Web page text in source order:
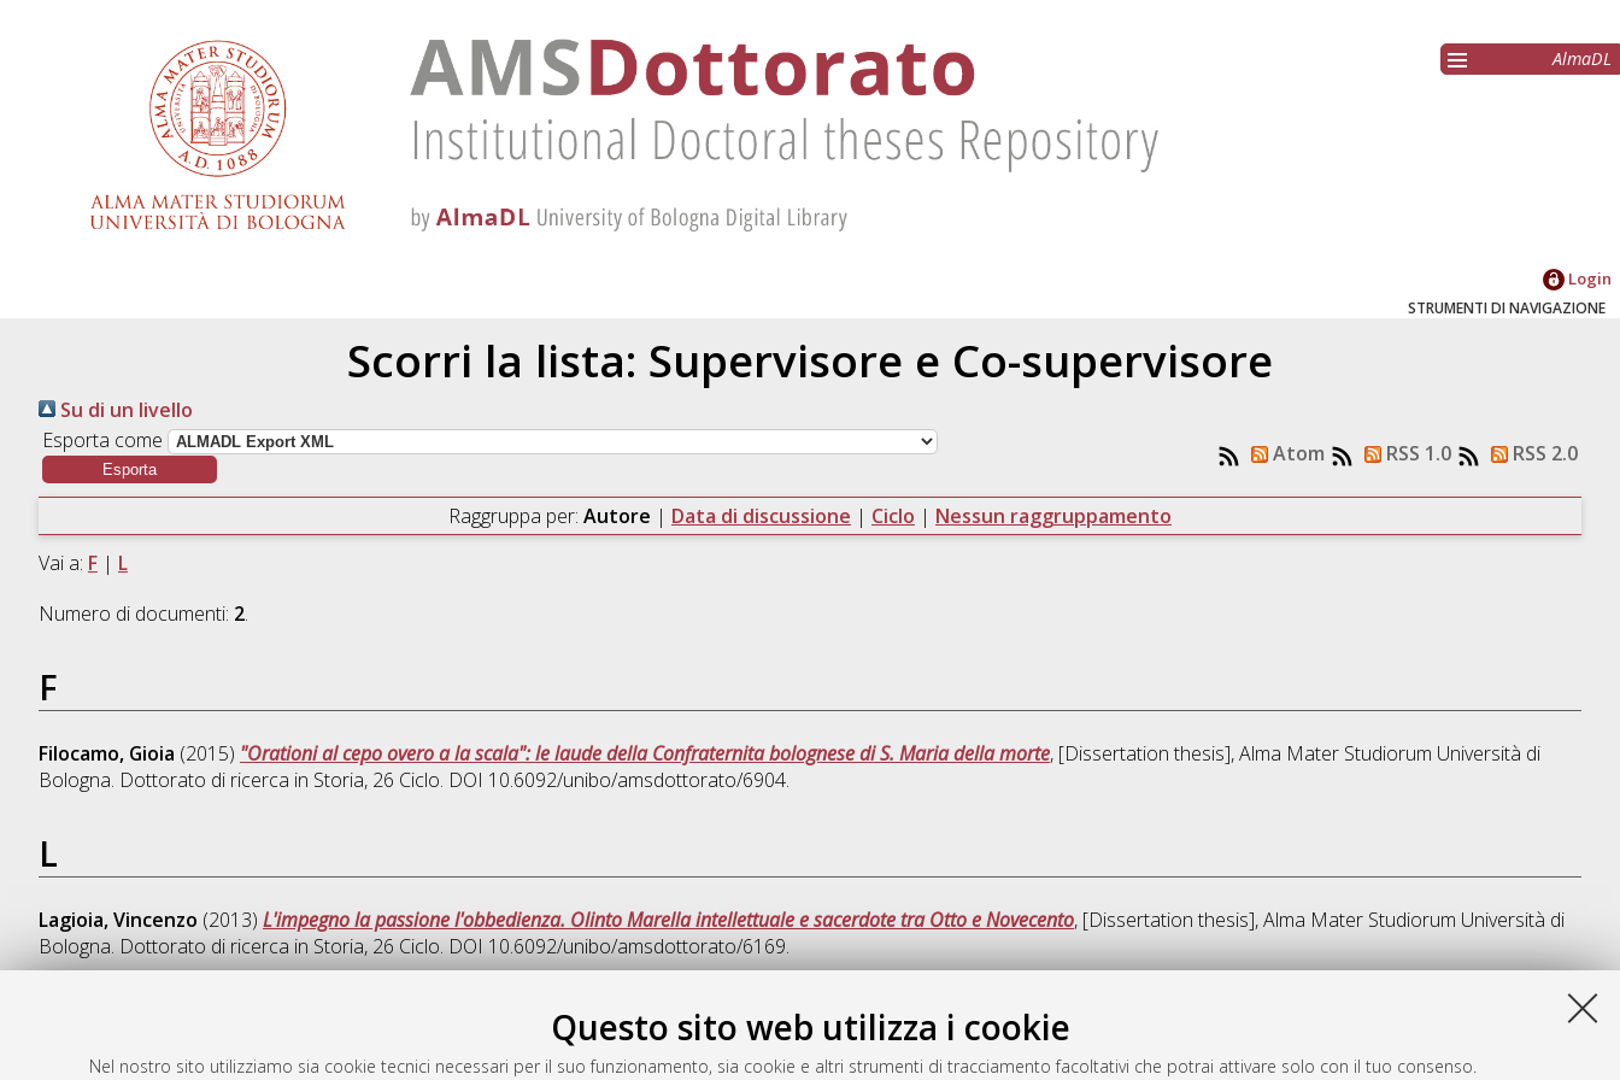
Questo sito web utilizza i cookie
Nel nostro sito utilizziamo sia cookie tecnici necessari per il suo funzionamento, sia cookie e altri strumenti di tracciamento facoltativi che potrai attivare solo con il tuo consenso.
AlmaDL
Login
STRUMENTI DI NAVIGAZIONE
Scorri la lista: Supervisore e Co-supervisore
Su di un livello
Esporta come
Atom RSS 1.0 RSS 2.0
Raggruppa per: Autore | Data di discussione | Ciclo | Nessun raggruppamento
Vai a: F| L
Numero di documenti: 2.
F
Filocamo, Gioia (2015) "Orationi al cepo overo a la scala": le laude della Confraternita bolognese di S. Maria della morte, [Dissertation thesis], Alma Mater Studiorum Università di
Bologna. Dottorato di ricerca in Storia, 26 Ciclo. DOI 10.6092/unibo/amsdottorato/6904.
L
Lagioia, Vincenzo (2013) L'impegno la passione l'obbedienza. Olinto Marella intellettuale e sacerdote tra Otto e Novecento, [Dissertation thesis], Alma Mater Studiorum Università di
Bologna. Dottorato di ricerca in Storia, 26 Ciclo. DOI 10.6092/unibo/amsdottorato/6169.
Fri Aug 7 20:45:26 2026 CEST.
AMS Dottorato